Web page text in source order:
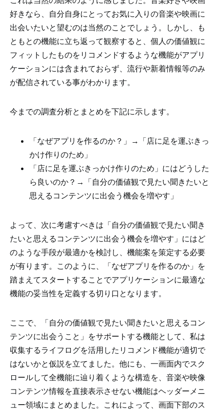
好きなら、自分自身にとってお気に入りの音楽や映画に
出会いたいと望むのは当然のことでしょう。しかし、も
ともとの機能に立ち返って観察すると、個人の価値観に
フィットしたものをリコメンドするような機能がアプリ
ケーションには含まれておらず、流行や新着情報等のみ
が配信されている事がわかります。
今までの調査分析とまとめを下記に示します。
「なぜアプリを作るのか？」→「店に足を運ぶきっ
かけ作りのため」
「店に足を運ぶきっかけ作りのため」にはどうした
ら良いのか？→「自分の価値観で見たい聞きたいと
思えるコンテンツに出会う機会を増やす」
よって、次に考慮すべきは「自分の価値観で見たい聞き
たいと思えるコンテンツに出会う機会を増やす」にはど
のような手段が最適かを検討し、機能案を策定する必要
が有ります。このように、「なぜアプリを作るのか」を
踏まえてスタートすることでアプリケーションに最適な
機能の妥当性を定義する切り口となります。
ここで、「自分の価値観で見たい聞きたいと思えるコン
テンツに出会うこと」をサポートする機能として、私は
収集するライフログを活用したリコメンド機能が適切で
はないかと仮説を立てました。他にも、一画面内でスク
ロールして全機能に辿り着くような構造を、音楽や映像
コンテンツ情報を直接表示させない機能はヘッダーメニ
ュー領域にまとめました。これによって、画面下部のス